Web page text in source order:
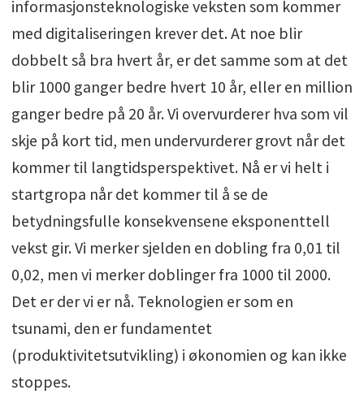
informasjonsteknologiske veksten som kommer
med digitaliseringen krever det. At noe blir
dobbelt så bra hvert år, er det samme som at det
blir 1000 ganger bedre hvert 10 år, eller en million
ganger bedre på 20 år. Vi overvurderer hva som vil
skje på kort tid, men undervurderer grovt når det
kommer til langtidsperspektivet. Nå er vi helt i
startgropa når det kommer til å se de
betydningsfulle konsekvensene eksponenttell
vekst gir. Vi merker sjelden en dobling fra 0,01 til
0,02, men vi merker doblinger fra 1000 til 2000.
Det er der vi er nå. Teknologien er som en
tsunami, den er fundamentet
(produktivitetsutvikling) i økonomien og kan ikke
stoppes.